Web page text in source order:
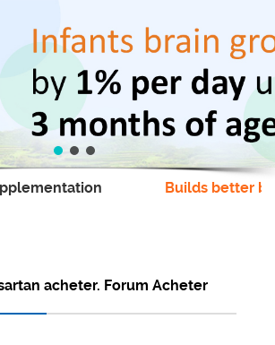
Builds better
acheter. Forum Acheter